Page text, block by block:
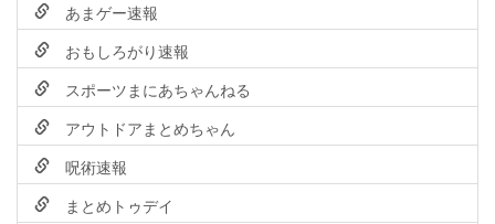
あまゲー速報
おもしろがり速報
スポーツまにあちゃんねる
アウトドアまとめちゃん
呪術速報
まとめトゥデイ